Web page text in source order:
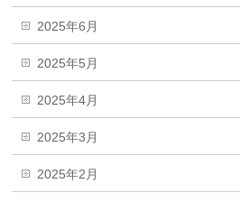
2025年6月
2025年5月
2025年4月
2025年3月
2025年2月